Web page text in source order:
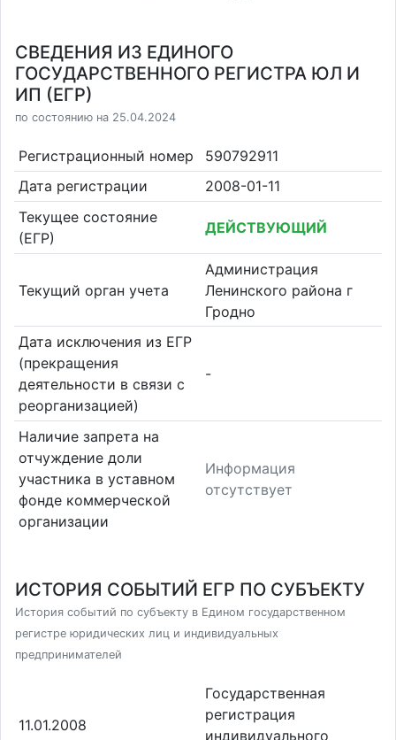
СВЕДЕНИЯ ИЗ ЕДИНОГО
ГОСУДАРСТВЕННОГО РЕГИСТРА ЮЛ И
ИП (ЕГР)
по состоянию на 25.04.2024
Регистрационный номер
590792911
Дата регистрации
2008-01-11
Текущее состояние
(ЕГР)
ДЕЙСТВУЮЩИЙ
Текущий орган учета
Администрация
Ленинского района г
Гродно
Дата исключения из ЕГР
(прекращения
деятельности в связи с
реорганизацией)
-
Наличие запрета на
отчуждение доли
участника в уставном
фонде коммерческой
организации
Информация
отсутствует
ИСТОРИЯ СОБЫТИЙ ЕГР ПО СУБЪЕКТУ
История событий по субъекту в Едином государственном
регистре юридических лиц и индивидуальных
предпринимателей
11.01.2008
Государственная
регистрация
индивидуального